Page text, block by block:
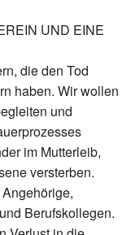
UND EINE
die den Tod
haben. Wir wollen
und
im Mutterleib,
versterben.
Berufskollegen.